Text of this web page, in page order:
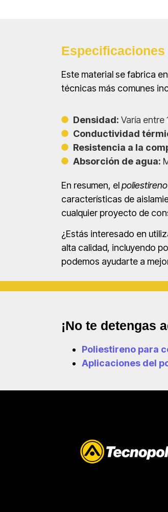
Este material se fabrica
técnicas más comunes
Densidad: Varía entre
Conductividad
Resistencia a la
Absorción de agua:
En resumen, el
características de
cualquier proyecto de
¿Estás interesado en
alta calidad, incluyendo
podemos ayudarte a
¡No te detengas
Poliestireno para
Aplicaciones del